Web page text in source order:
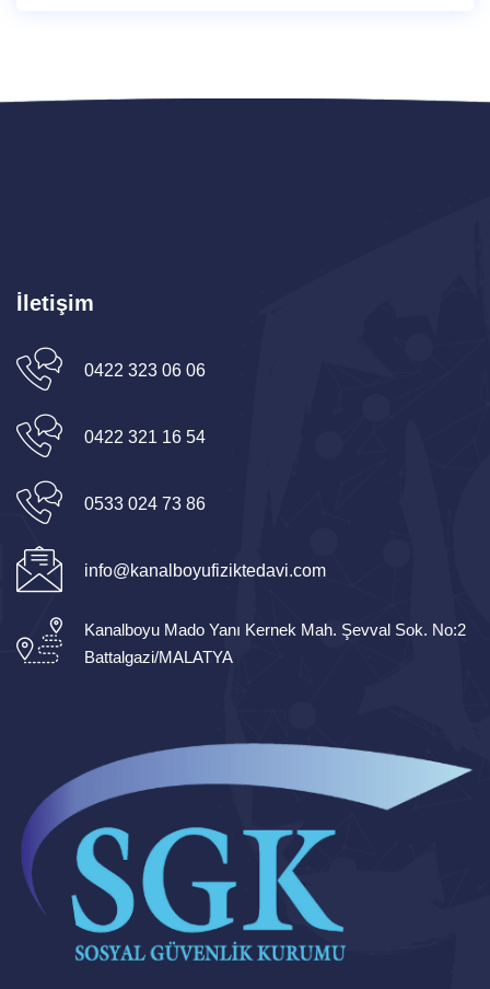
İletişim
0422 323 06 06
0422 321 16 54
0533 024 73 86
info@kanalboyufiziktedavi.com
Kanalboyu Mado Yanı Kernek Mah. Şevval Sok. No:2
Battalgazi/MALATYA